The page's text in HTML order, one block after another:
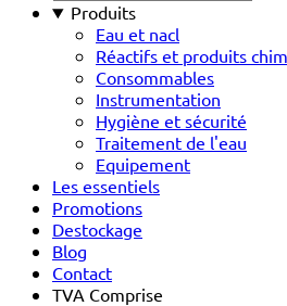
Produits
Eau et nacl
Réactifs et produits
Consommables
Instrumentation
Hygiène et sécurité
Traitement de l'eau
Equipement
Les essentiels
Promotions
Destockage
Blog
Contact
TVA Comprise